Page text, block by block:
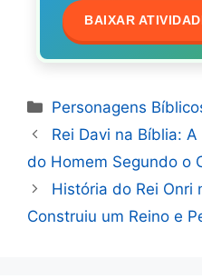
BAIXAR
Categorias
Personagens
Rei Davi na Bíblia:
do Homem Segundo o
História do Rei Onri
Construiu um Reino e